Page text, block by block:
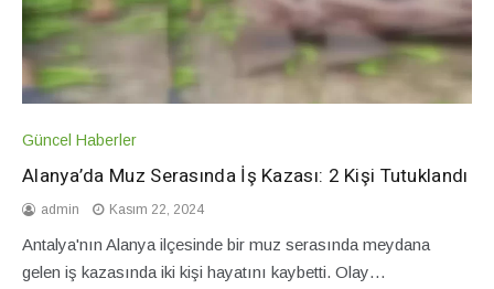
Güncel Haberler
Alanya’da Muz Serasında İş Kazası: 2 Kişi Tutuklandı
admin Kasım 22, 2024
Antalya'nın Alanya ilçesinde bir muz serasında meydana
gelen iş kazasında iki kişi hayatını kaybetti. Olay…